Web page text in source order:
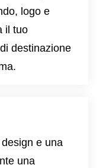
logo e
il tuo
destinazione
e una
una